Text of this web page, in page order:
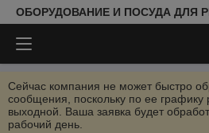
ОБОРУДОВАНИЕ И ПОСУДА ДЛЯ
Сейчас компания не может быстро
сообщения, поскольку по ее графику
выходной. Ваша заявка будет
рабочий день.